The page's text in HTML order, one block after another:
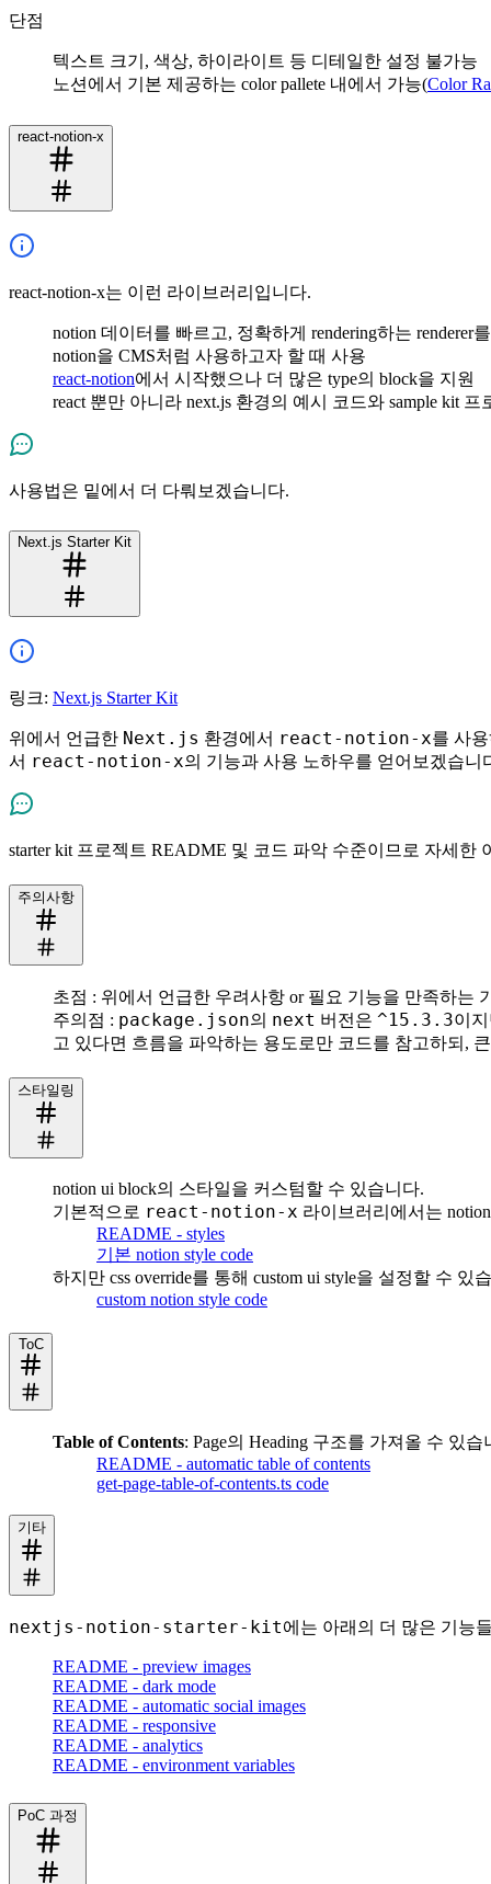
단점
텍스트 크기, 색상, 하이라이트 등 디테일한 설정 불가능
노션에서 기본 제공하는 color pallete 내에서 가능(Color
react-notion-x
react-notion-x는 이런 라이브러리입니다.
notion 데이터를 빠르고, 정확하게 rendering하는 renderer
notion을 CMS처럼 사용하고자 할 때 사용
react-notion에서 시작했으나 더 많은 type의 block을 지원
react 뿐만 아니라 next.js 환경의 예시 코드와 sample kit 프
사용법은 밑에서 더 다뤄보겠습니다.
Next.js Starter Kit
링크: Next.js Starter Kit
위에서 언급한 Next.js 환경에서 react-notion-x를 사
서 react-notion-x의 기능과 사용 노하우를 얻어보겠습니
starter kit 프로젝트 README 및 코드 파악 수준이므로 자세한
주의사항
초점 : 위에서 언급한 우려사항 or 필요 기능을 만족하는
주의점 : package.json의 next 버전은 ^15.3.3이
고 있다면 흐름을 파악하는 용도로만 코드를 참고하되,
스타일링
notion ui block의 스타일을 커스텀할 수 있습니다.
기본적으로 react-notion-x 라이브러리에서는
README - styles
기본 notion style code
하지만 css override를 통해 custom ui style을 설정할 수 있
custom notion style code
ToC
Table of Contents: Page의 Heading 구조를 가져올 수 있습
README - automatic table of contents
get-page-table-of-contents.ts code
기타
nextjs-notion-starter-kit에는 아래의 더 많은 기능
README - preview images
README - dark mode
README - automatic social images
README - responsive
README - analytics
README - environment variables
PoC 과정